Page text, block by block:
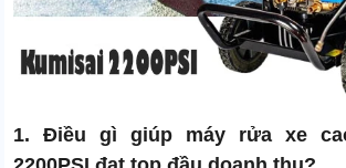
1. Điều gì giúp máy rửa xe